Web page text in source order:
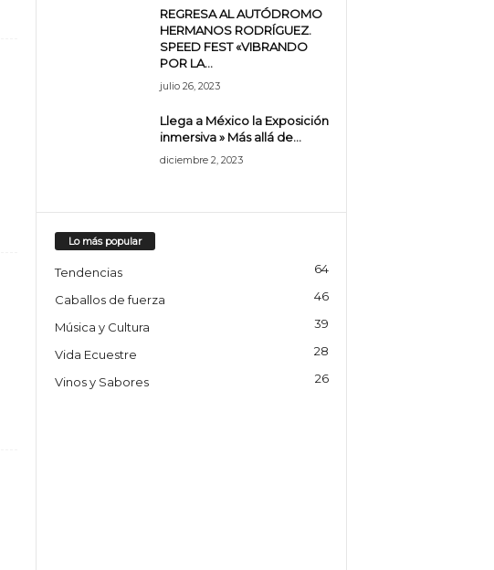
REGRESA AL AUTÓDROMO
HERMANOS RODRÍGUEZ.
SPEED FEST «VIBRANDO
POR LA...
julio 26, 2023
Llega a México la Exposición
inmersiva » Más allá de...
diciembre 2, 2023
Lo más popular
Tendencias 64
Caballos de fuerza 46
Música y Cultura 39
Vida Ecuestre 28
Vinos y Sabores 26